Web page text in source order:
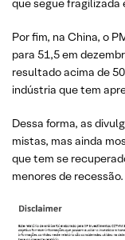
Por fim, na China, o
para 51,5 em
resultado acima de
indústria que tem
Dessa forma, as
mistas, mas ainda
que tem se
menores de recessão.